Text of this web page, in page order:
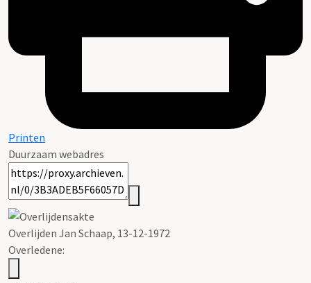
Printen
Duurzaam webadres
Overlijden Jan Schaap, 13-12-1972
Overledene: